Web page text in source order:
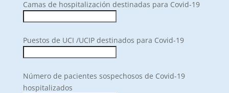
Camas de hospitalización destinadas para Covid-19
Puestos de UCI /UCIP destinados para Covid-19
Número de pacientes sospechosos de Covid-19
hospitalizados